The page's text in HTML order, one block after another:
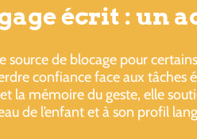
écrit : un
source de blocage pour
confiance face aux tâches
la mémoire du geste, elle
de l’enfant et à son profil